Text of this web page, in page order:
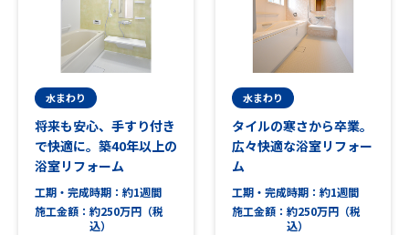
水まわり
将来も安心、手すり付き
で快適に。築40年以上の
浴室リフォーム
工期・完成時期
約1週間
施工金額
約250万円（税
込）
水まわり
タイルの寒さから卒業。
広々快適な浴室リフォー
ム
工期・完成時期
約1週間
施工金額
約250万円（税
込）